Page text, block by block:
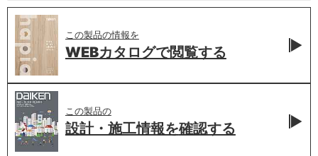
この製品の情報を
WEBカタログで閲覧する
この製品の
設計・施工情報を確認する